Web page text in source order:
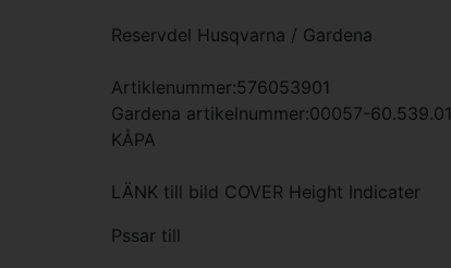
Reservdel Husqvarna / Gardena
Artiklenummer:576053901
Gardena artikelnummer:00057-60.539.01
KÅPA
LÄNK till bild COVER Height Indicater
Pssar till